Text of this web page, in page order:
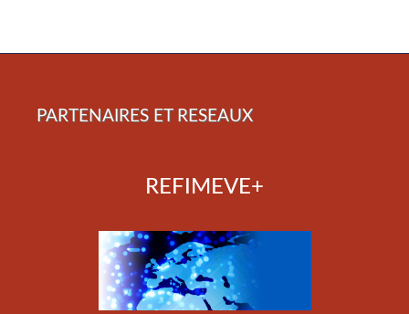
PARTENAIRES ET RESEAUX
REFIMEVE+